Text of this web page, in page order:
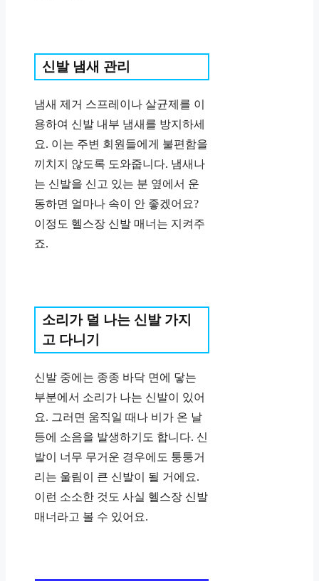
신발 냄새 관리
냄새 제거 스프레이나 살균제를 이
용하여 신발 내부 냄새를 방지하세
요. 이는 주변 회원들에게 불편함을
끼치지 않도록 도와줍니다. 냄새나
는 신발을 신고 있는 분 옆에서 운
동하면 얼마나 속이 안 좋겠어요?
이정도 헬스장 신발 매너는 지켜주
죠.
소리가 덜 나는 신발 가지
고 다니기
신발 중에는 종종 바닥 면에 닿는
부분에서 소리가 나는 신발이 있어
요. 그러면 움직일 때나 비가 온 날
등에 소음을 발생하기도 합니다. 신
발이 너무 무거운 경우에도 퉁퉁거
리는 울림이 큰 신발이 될 거에요.
이런 소소한 것도 사실 헬스장 신발
매너라고 볼 수 있어요.